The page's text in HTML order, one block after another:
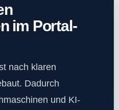
im Portal-
nach klaren
Dadurch
und KI-